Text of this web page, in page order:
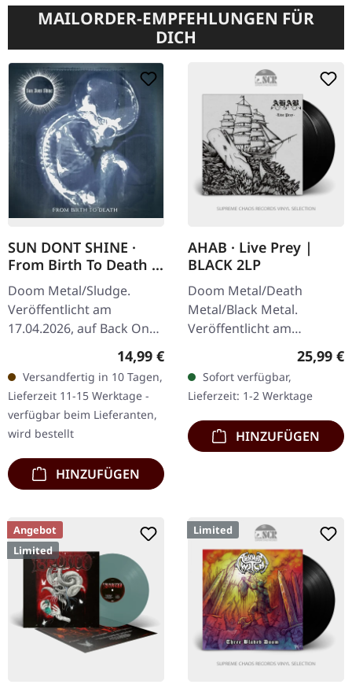
MAILORDER-EMPFEHLUNGEN FÜR
DICH
SUN DONT SHINE ·
From Birth To Death |
CD
Doom Metal/Sludge.
Veröffentlicht am
17.04.2026, auf Back On
Black. CD im Standard-
Jewelcase. Wenn sich vier
Legenden des Doom-
und…
Regulärer Preis:
14,99 €
Versandfertig in 10 Tagen,
Lieferzeit 11-15 Werktage -
verfügbar beim Lieferanten,
wird bestellt
HINZUFÜGEN
AHAB · Live Prey |
BLACK 2LP
Doom Metal/Death
Metal/Black Metal.
Veröffentlicht am
26.06.2020, auf Napalm
Records. Schwarzes Vinyl
im Gatefold-Cover mit
Etching auf der D-Seite.…
25,99 €
Sofort verfügbar,
Lieferzeit: 1-2 Werktage
HINZUFÜGEN
Angebot
Limited
Limited